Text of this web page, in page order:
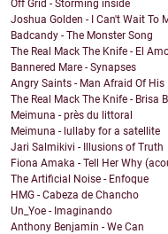
Off Grid - Storming inside
Joshua Golden - I Can't Wait To
Badcandy - The Monster Song
The Real Mack The Knife - El
Bannered Mare - Synapses
Angry Saints - Man Afraid Of His
The Real Mack The Knife - Brisa
Meimuna - près du littoral
Meimuna - lullaby for a satellite
Jari Salmikivi - Illusions of Truth
Fiona Amaka - Tell Her Why
The Artificial Noise - Enfoque
HMG - Cabeza de Chancho
Un_Yoe - Imaginando
Anthony Benjamin - We Can